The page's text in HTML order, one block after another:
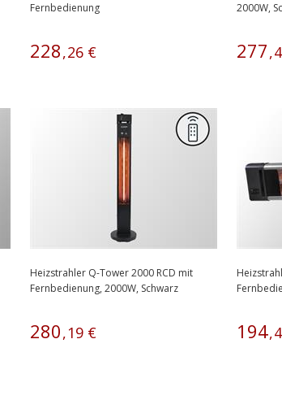
Fernbedienung
228,26 €
2000W,
277,
Heizstrahler Q-Tower 2000 RCD mit
Fernbedienung, 2000W, Schwarz
280,19 € 194,